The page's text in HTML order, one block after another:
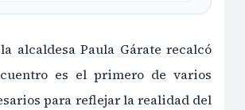
alcaldesa Paula Gárate recalcó
es el primero de varios
para reflejar la realidad del